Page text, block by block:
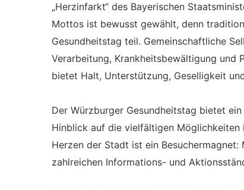
„Herzinfarkt“ des Bayerischen
Mottos ist bewusst gewählt, denn
Gesundheitstag teil. Gemeinschaftliche
Verarbeitung, Krankheitsbewältigung und
bietet Halt, Unterstützung, Geselligkeit
Der Würzburger Gesundheitstag bietet
Hinblick auf die vielfältigen Möglichkeiten
Herzen der Stadt ist ein
zahlreichen Informations- und